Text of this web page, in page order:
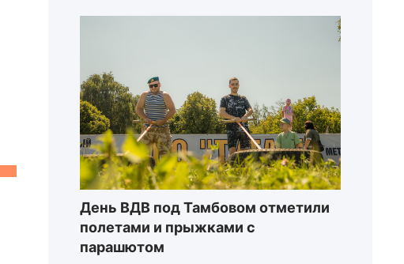
День ВДВ под Тамбовом отметили
полетами и прыжками с
парашютом